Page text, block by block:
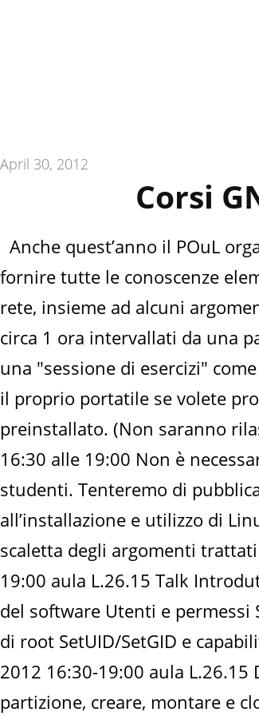
April 30, 2012
Corsi
Anche quest’anno il POuL
fornire tutte le conoscenze
rete, insieme ad alcuni
circa 1 ora intervallati da una
una "sessione di esercizi"
il proprio portatile se volete
preinstallato. (Non saranno
16:30 alle 19:00 Non è
studenti. Tenteremo di
all’installazione e utilizzo di
scaletta degli argomenti
19:00 aula L.26.15 Talk
del software Utenti e
di root SetUID/SetGID e
2012 16:30-19:00 aula
partizione, creare, montare e